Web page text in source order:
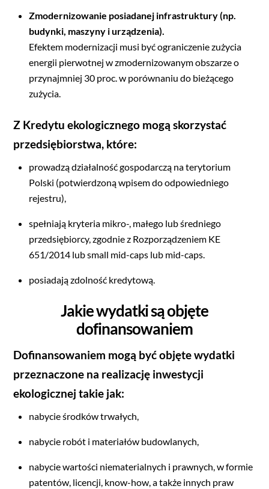
Zmodernizowanie posiadanej infrastruktury (np.
budynki, maszyny i urządzenia).
Efektem modernizacji musi być ograniczenie zużycia
energii pierwotnej w zmodernizowanym obszarze o
przynajmniej 30 proc. w porównaniu do bieżącego
zużycia.
Z Kredytu ekologicznego mogą skorzystać
przedsiębiorstwa, które:
prowadzą działalność gospodarczą na terytorium
Polski (potwierdzoną wpisem do odpowiedniego
rejestru),
spełniają kryteria mikro-, małego lub średniego
przedsiębiorcy, zgodnie z Rozporządzeniem KE
651/2014 lub small mid-caps lub mid-caps.
posiadają zdolność kredytową.
Jakie wydatki są objęte
dofinansowaniem
Dofinansowaniem mogą być objęte wydatki
przeznaczone na realizację inwestycji
ekologicznej takie jak:
nabycie środków trwałych,
nabycie robót i materiałów budowlanych,
nabycie wartości niematerialnych i prawnych, w formie
patentów, licencji, know-how, a także innych praw